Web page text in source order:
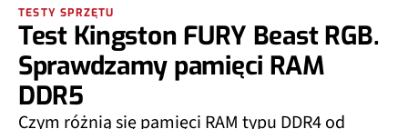
TESTY SPRZĘTU
Test Kingston FURY Beast RGB.
Sprawdzamy pamięci RAM
DDR5
Czym różnią się pamięci RAM typu DDR4 od